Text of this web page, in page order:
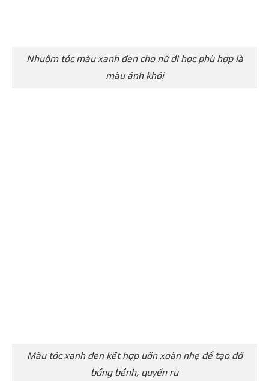
Nhuộm tóc màu xanh đen cho nữ đi học phù hợp là
màu ánh khói
Màu tóc xanh đen kết hợp uốn xoăn nhẹ để tạo đồ
bồng bềnh, quyến rũ